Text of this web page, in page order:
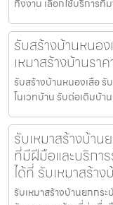
ทิ้งงาน เลือกใช้บริการที
รับสร้างบ้านหนอ
เหมาสร้างบ้านรา
รับสร้างบ้านหนองเสือ รั
โนเวทบ้าน รับต่อเติมบ้
รับเหมาสร้างบ้าน
ที่มีฝีมือและบริกา
ได้ที่ รับเหมาสร้า
รับเหมาสร้างบ้านยกกร